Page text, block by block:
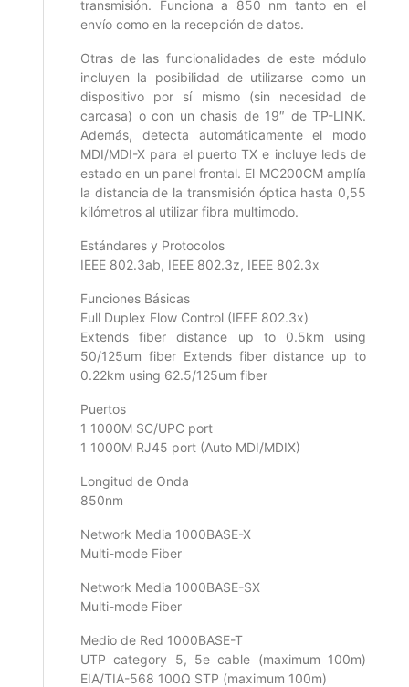
transmisión. Funciona a 850 nm tanto en el
envío como en la recepción de datos.
Otras de las funcionalidades de este módulo
incluyen la posibilidad de utilizarse como un
dispositivo por sí mismo (sin necesidad de
carcasa) o con un chasis de 19″ de TP-LINK.
Además, detecta automáticamente el modo
MDI/MDI-X para el puerto TX e incluye leds de
estado en un panel frontal. El MC200CM amplía
la distancia de la transmisión óptica hasta 0,55
kilómetros al utilizar fibra multimodo.
Estándares y Protocolos
IEEE 802.3ab, IEEE 802.3z, IEEE 802.3x
Funciones Básicas
Full Duplex Flow Control (IEEE 802.3x)
Extends fiber distance up to 0.5km using
50/125um fiber Extends fiber distance up to
0.22km using 62.5/125um fiber
Puertos
1 1000M SC/UPC port
1 1000M RJ45 port (Auto MDI/MDIX)
Longitud de Onda
850nm
Network Media 1000BASE-X
Multi-mode Fiber
Network Media 1000BASE-SX
Multi-mode Fiber
Medio de Red 1000BASE-T
UTP category 5, 5e cable (maximum 100m)
EIA/TIA-568 100Ω STP (maximum 100m)